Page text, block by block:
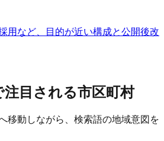
用など、目的が近い構成と公開後改
注目される市区町村
移動しながら、検索語の地域意図を